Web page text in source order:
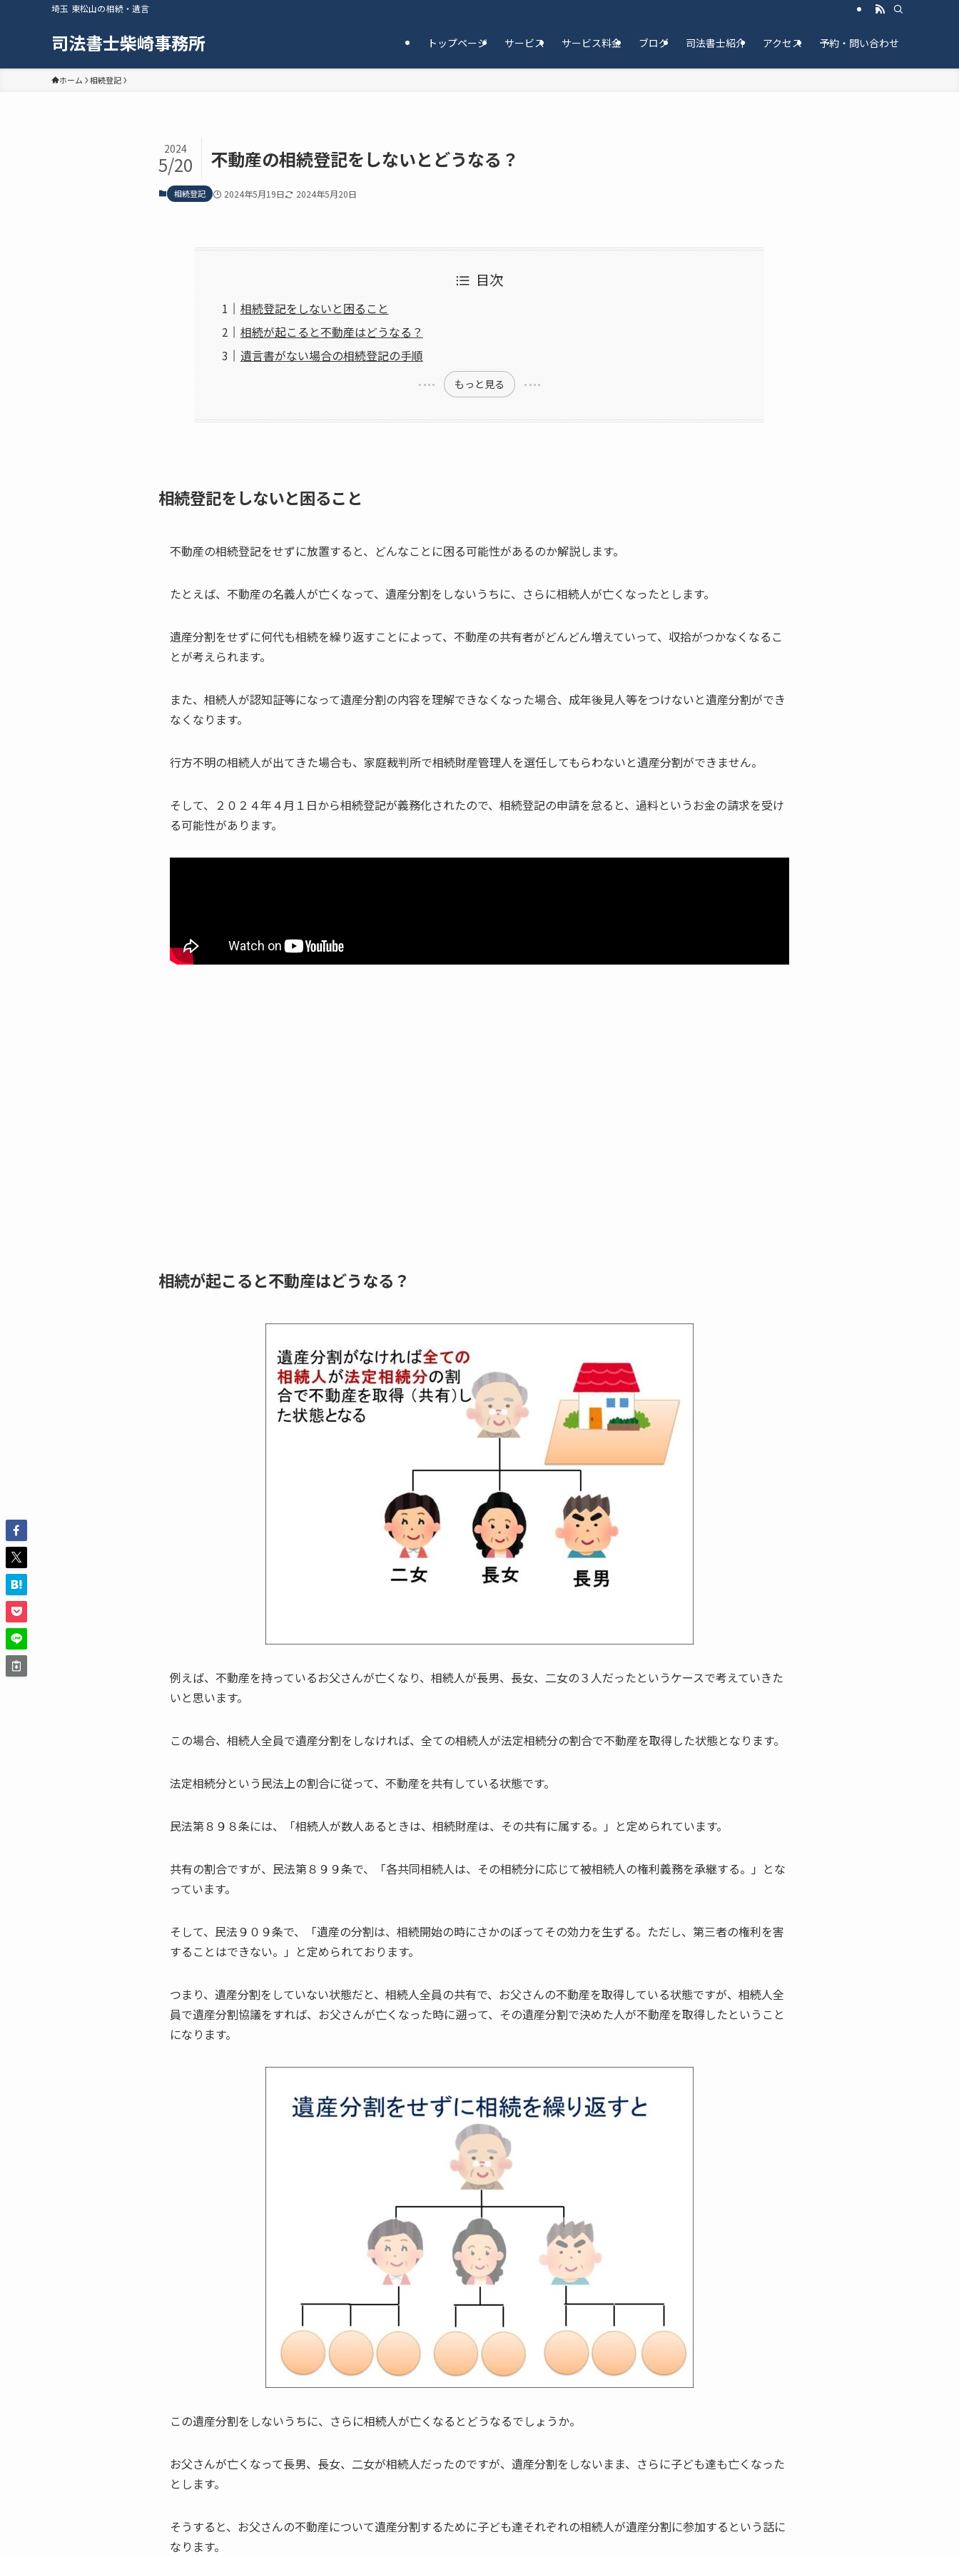
埼玉 東松山の相続・遺言
司法書士柴崎事務所 トップページ サービス サービス料金 ブログ 司法書士紹介 アクセス 予約・問い合わせ
ホーム 相続登記
不動産の相続登記をしないとどうなる？
2024
5/20
相続登記 2024年5月19日 2024年5月20日
目次
相続登記をしないと困ること
相続が起こると不動産はどうなる？
遺言書がない場合の相続登記の手順
もっと見る
相続登記をしないと困ること
不動産の相続登記をせずに放置すると、どんなことに困る可能性があるのか解説します。
たとえば、不動産の名義人が亡くなって、遺産分割をしないうちに、さらに相続人が亡くなったとします。
遺産分割をせずに何代も相続を繰り返すことによって、不動産の共有者がどんどん増えていって、収拾がつかなくなるこ
とが考えられます。
また、相続人が認知証等になって遺産分割の内容を理解できなくなった場合、成年後見人等をつけないと遺産分割ができ
なくなります。
行方不明の相続人が出てきた場合も、家庭裁判所で相続財産管理人を選任してもらわないと遺産分割ができません。
そして、２０２４年４月１日から相続登記が義務化されたので、相続登記の申請を怠ると、過料というお金の請求を受け
る可能性があります。
相続が起こると不動産はどうなる？
例えば、不動産を持っているお父さんが亡くなり、相続人が長男、長女、二女の３人だったというケースで考えていきた
いと思います。
この場合、相続人全員で遺産分割をしなければ、全ての相続人が法定相続分の割合で不動産を取得した状態となります。
法定相続分という民法上の割合に従って、不動産を共有している状態です。
民法第８９８条には、「相続人が数人あるときは、相続財産は、その共有に属する。」と定められています。
共有の割合ですが、民法第８９９条で、「各共同相続人は、その相続分に応じて被相続人の権利義務を承継する。」とな
っています。
そして、民法９０９条で、「遺産の分割は、相続開始の時にさかのぼってその効力を生ずる。ただし、第三者の権利を害
することはできない。」と定められております。
つまり、遺産分割をしていない状態だと、相続人全員の共有で、お父さんの不動産を取得している状態ですが、相続人全
員で遺産分割協議をすれば、お父さんが亡くなった時に遡って、その遺産分割で決めた人が不動産を取得したということ
になります。
この遺産分割をしないうちに、さらに相続人が亡くなるとどうなるでしょうか。
お父さんが亡くなって長男、長女、二女が相続人だったのですが、遺産分割をしないまま、さらに子ども達も亡くなった
とします。
そうすると、お父さんの不動産について遺産分割するために子ども達それぞれの相続人が遺産分割に参加するという話に
なります。